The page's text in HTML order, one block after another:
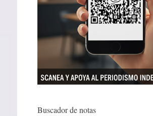
Buscador de notas